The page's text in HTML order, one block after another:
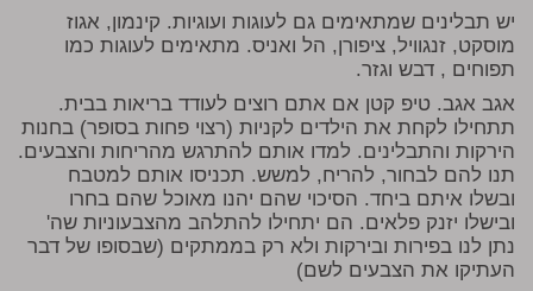
יש תבלינים שמתאימים גם לעוגות ועוגיות. קינמון, אגוז
מוסקט, זנגוויל, ציפורן, הל ואניס. מתאימים לעוגות כמו
תפוחים , דבש וגזר.
אגב אגב. טיפ קטן אם אתם רוצים לעודד בריאות בבית.
תתחילו לקחת את הילדים לקניות (רצוי פחות בסופר) בחנות
הירקות והתבלינים. למדו אותם להתרגש מהריחות והצבעים.
תנו להם לבחור, להריח, למשש. תכניסו אותם למטבח
ובשלו איתם ביחד. הסיכוי שהם יהנו מאוכל שהם בחרו
ובישלו יזנק פלאים. הם יתחילו להתלהב מהצבעוניות שה'
נתן לנו בפירות ובירקות ולא רק בממתקים (שבסופו של דבר
העתיקו את הצבעים לשם)